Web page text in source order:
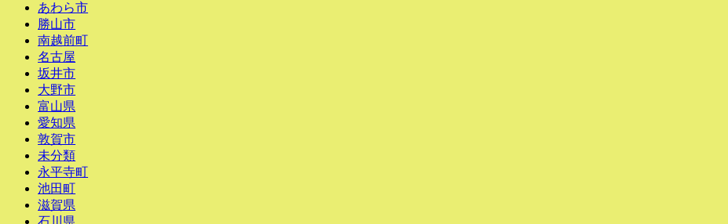
あわら市
勝山市
南越前町
名古屋
坂井市
大野市
富山県
愛知県
敦賀市
未分類
永平寺町
池田町
滋賀県